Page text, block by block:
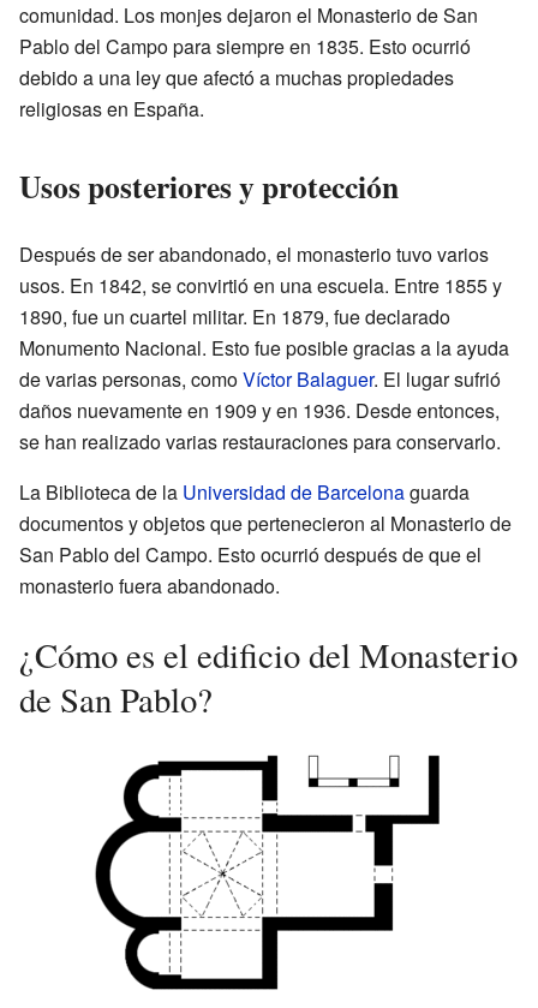
comunidad. Los monjes dejaron el Monasterio de San
Pablo del Campo para siempre en 1835. Esto ocurrió
debido a una ley que afectó a muchas propiedades
religiosas en España.
Usos posteriores y protección
Después de ser abandonado, el monasterio tuvo varios
usos. En 1842, se convirtió en una escuela. Entre 1855 y
1890, fue un cuartel militar. En 1879, fue declarado
Monumento Nacional. Esto fue posible gracias a la ayuda
de varias personas, comoVíctor Balaguer. El lugar sufrió
daños nuevamente en 1909 y en 1936. Desde entonces,
se han realizado varias restauraciones para conservarlo.
La Biblioteca de la Universidad de Barcelonaguarda
documentos y objetos que pertenecieron al Monasterio de
San Pablo del Campo. Esto ocurrió después de que el
monasterio fuera abandonado.
¿Cómo es el edificio del Monasterio
de San Pablo?